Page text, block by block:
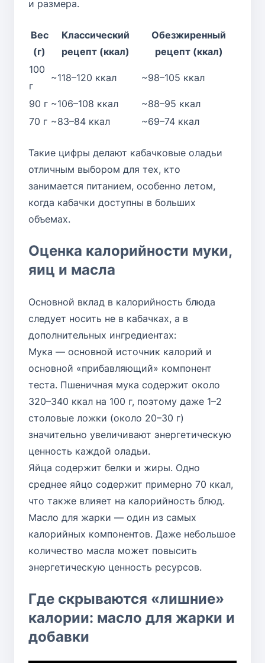
и размера.
Вес
(г)
Классический
рецепт (ккал)
Обезжиренный
рецепт (ккал)
100
г
~118–120 ккал ~98–105 ккал
90 г ~106–108 ккал
~88–95 ккал
70 г ~83–84 ккал ~69–74 ккал
Такие цифры делают кабачковые оладьи
отличным выбором для тех, кто
занимается питанием, особенно летом,
когда кабачки доступны в больших
объемах.
Оценка калорийности муки,
яиц и масла
Основной вклад в калорийность блюда
следует носить не в кабачках, а в
дополнительных ингредиентах:
Мука — основной источник калорий и
основной «прибавляющий» компонент
теста. Пшеничная мука содержит около
320–340 ккал на 100 г, поэтому даже 1–2
столовые ложки (около 20–30 г)
значительно увеличивают энергетическую
ценность каждой оладьи.
Яйца содержит белки и жиры. Одно
среднее яйцо содержит примерно 70 ккал,
что также влияет на калорийность блюд.
Масло для жарки — один из самых
калорийных компонентов. Даже небольшое
количество масла может повысить
энергетическую ценность ресурсов.
Где скрываются «лишние»
калории: масло для жарки и
добавки